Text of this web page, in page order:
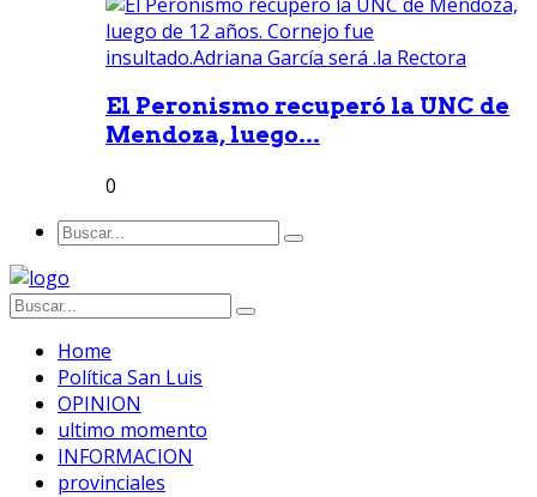
El Peronismo recuperó la UNC de
Mendoza, luego...
0
Home
Política San Luis
OPINION
ultimo momento
INFORMACION
provinciales